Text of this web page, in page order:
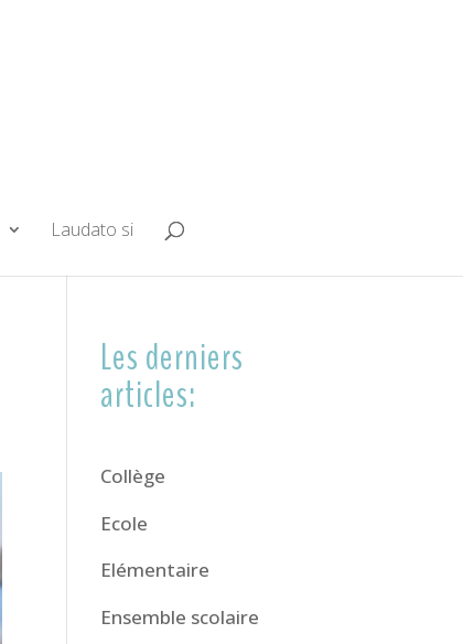
Laudato si
Les derniers
articles:
Collège
Ecole
Elémentaire
Ensemble scolaire